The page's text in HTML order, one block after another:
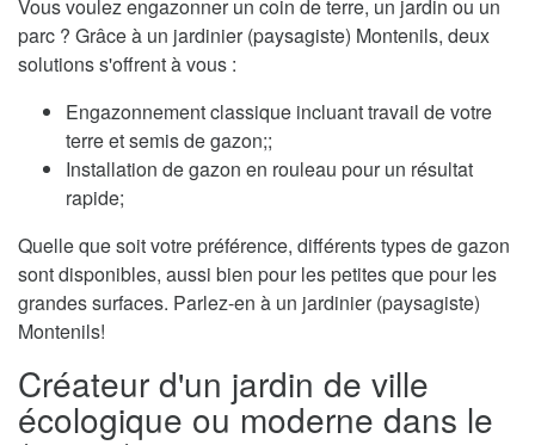
Vous voulez engazonner un coin de terre, un jardin ou un
parc ? Grâce à un jardinier (paysagiste) Montenils, deux
solutions s'offrent à vous :
Engazonnement classique incluant travail de votre
terre et semis de gazon;;
Installation de gazon en rouleau pour un résultat
rapide;
Quelle que soit votre préférence, différents types de gazon
sont disponibles, aussi bien pour les petites que pour les
grandes surfaces. Parlez-en à un jardinier (paysagiste)
Montenils!
Créateur d'un jardin de ville
écologique ou moderne dans le